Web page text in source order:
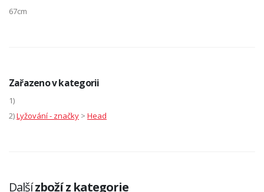
67cm
Zařazeno v kategorii
1)
2)Lyžování - značky > Head
Dalšízboží z kategorie